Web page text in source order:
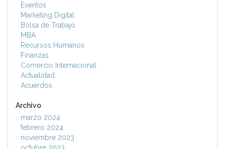
Eventos
Marketing Digital
Bolsa de Trabajo
MBA
Recursos Humanos
Finanzas
Comercio Internacional
Actualidad
Acuerdos
Archivo
marzo 2024
febrero 2024
noviembre 2023